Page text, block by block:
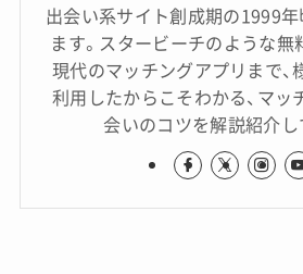
出会い系サイト創成期の1999
ます。スタービーチのような無
現代のマッチングアプリまで、
利用したからこそわかる、マッ
会いのコツを解説紹介し